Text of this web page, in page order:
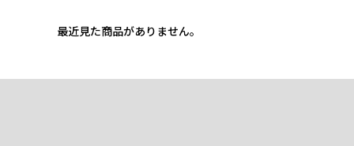
最近見た商品がありません。